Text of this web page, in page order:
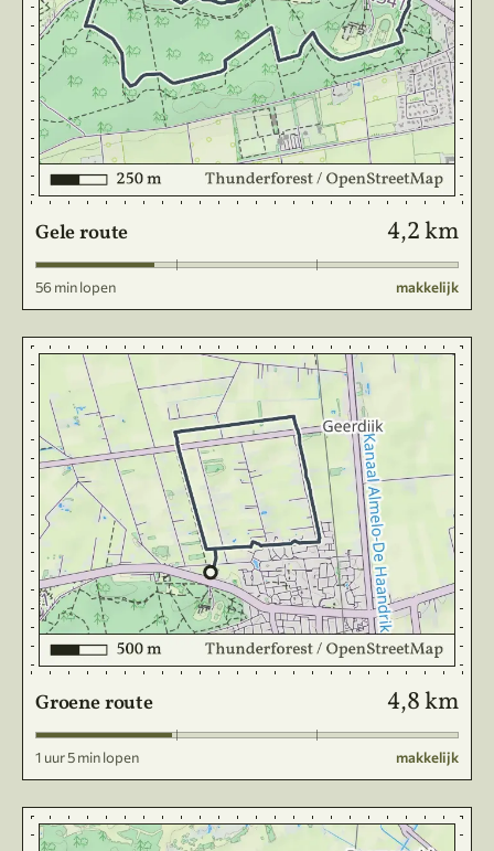
Gele route 4,2 km
56 min lopen makkelijk
Groene route 4,8 km
1 uur 5 min lopen makkelijk